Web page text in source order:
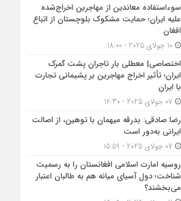
سوءاستفاده معاندین از مهاجرین اخراج‌شده
علیه ایران؛ حمایت مشکوک بلوچستان از اتباع
افغان
10 جولای 2025 - 18:00
اختصاصی| معطلی بار تاجران پشت گمرک
ایران؛ تأثیر اخراج مهاجرین بر پشیمانی تجارت
با ایران
رضا صادقی: بدرقه میهمان با توهین، از اصالت
ایرانی به‌دور است
روسیه امارت اسلامی افغانستان را به رسمیت
شناخت؛ دول آسیای میانه هم به طالبان اعتبار
می‎‌بخشند؟